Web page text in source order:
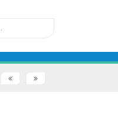
Sains dan Teknologi